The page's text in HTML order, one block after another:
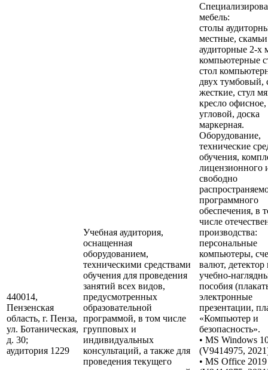
440014,
Пензенская
область, г. Пенза,
ул. Ботаническая,
д. 30;
аудитория 1229
Учебная аудитория,
оснащенная
оборудованием,
техническими средствами
обучения для проведения
занятий всех видов,
предусмотренных
образовательной
программой, в том числе
групповых и
индивидуальных
консультаций, а также для
проведения текущего
мебель:
столы
местные, скамьи
аудиторные 2-х
компьютерные
стол
двух тумбовый,
жесткие, стул
кресло
угловой, доска
маркерная.
Оборудование,
технические
обучения,
лицензионного
свободно
программного
обеспечения, в
числе
производства:
персональные
компьютеры,
валют, детектор
учебно-
пособия
электронные
презентации,
«Компьютер и
безопасность».
• MS Windows
(V9414975,
• MS Office 2019